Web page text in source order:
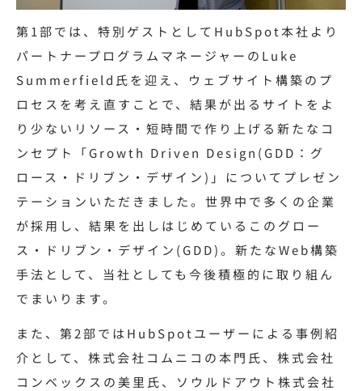
第1部では、特別ゲストとしてHubSpot本社より
パートナープログラムマネージャーのLuke
Summerfield氏を迎え、ウェブサイト構築のプ
ロセスを考え直すことで、結果が出るサイトをよ
り少ないリソース・短時間で作り上げる新たなコ
ンセプト「Growth Driven Design(GDD：グ
ロース・ドリブン・デザイン)」についてプレゼン
テーションいただきました。世界中で多くの企業
が採用し、結果を出しはじめているこのグロー
ス・ドリブン・デザイン(GDD)。新たなWeb構築
手法として、当社としても今後積極的に取り組ん
でまいります。
また、第2部ではHubSpotユーザーによる事例紹
介として、株式会社コムニコの本門氏、株式会社
コンベックスの美里氏、ソウルドアウト株式会社